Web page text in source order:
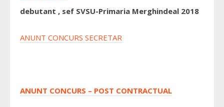
debutant , sef SVSU-Primaria Merghindeal 2018
ANUNT CONCURS SECRETAR
ANUNT CONCURS – POST CONTRACTUAL